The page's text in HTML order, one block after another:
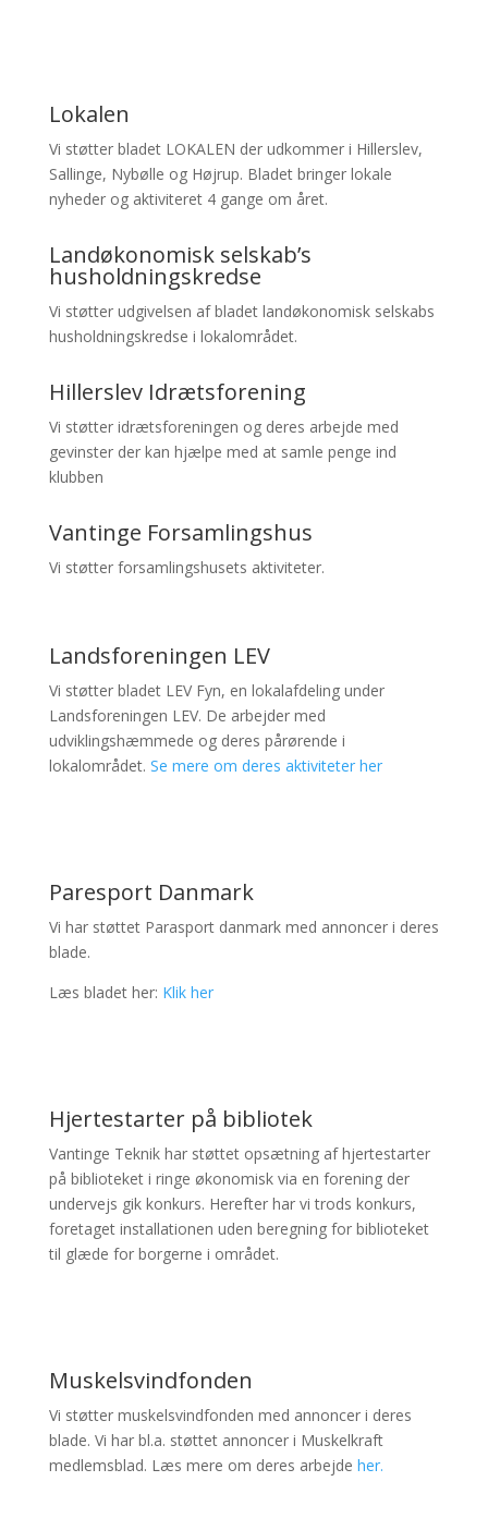
Lokalen
Vi støtter bladet LOKALEN der udkommer i Hillerslev,
Sallinge, Nybølle og Højrup. Bladet bringer lokale
nyheder og aktiviteret 4 gange om året.
Landøkonomisk selskab’s
husholdningskredse
Vi støtter udgivelsen af bladet landøkonomisk selskabs
husholdningskredse i lokalområdet.
Hillerslev Idrætsforening
Vi støtter idrætsforeningen og deres arbejde med
gevinster der kan hjælpe med at samle penge ind
klubben
Vantinge Forsamlingshus
Vi støtter forsamlingshusets aktiviteter.
Landsforeningen LEV
Vi støtter bladet LEV Fyn, en lokalafdeling under
Landsforeningen LEV. De arbejder med
udviklingshæmmede og deres pårørende i
lokalområdet. Se mere om deres aktiviteter her
Paresport Danmark
Vi har støttet Parasport danmark med annoncer i deres
blade.
Læs bladet her: Klik her
Hjertestarter på bibliotek
Vantinge Teknik har støttet opsætning af hjertestarter
på biblioteket i ringe økonomisk via en forening der
undervejs gik konkurs. Herefter har vi trods konkurs,
foretaget installationen uden beregning for biblioteket
til glæde for borgerne i området.
Muskelsvindfonden
Vi støtter muskelsvindfonden med annoncer i deres
blade. Vi har bl.a. støttet annoncer i Muskelkraft
medlemsblad. Læs mere om deres arbejde her.